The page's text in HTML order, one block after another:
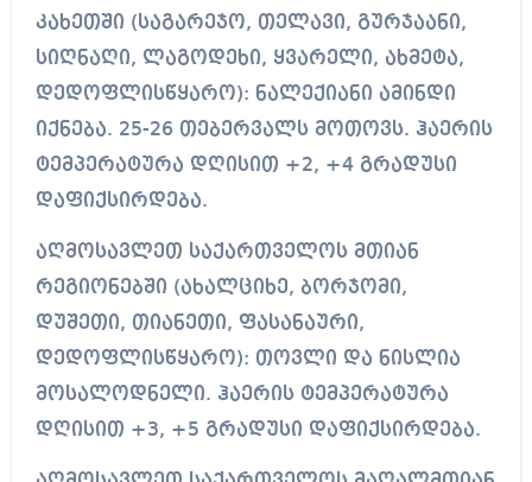
კახეთში (საგარეჯო, თელავი, გურჯაანი,
სიღნაღი, ლაგოდეხი, ყვარელი, ახმეტა,
დედოფლისწყარო): ნალექიანი ამინდი
იქნება. 25-26 თებერვალს მოთოვს. ჰაერის
ტემპერატურა დღისით +2, +4 გრადუსი
დაფიქსირდება.
აღმოსავლეთ საქართველოს მთიან
რეგიონებში (ახალციხე, ბორჯომი,
დუშეთი, თიანეთი, ფასანაური,
დედოფლისწყარო): თოვლი და ნისლია
მოსალოდნელი. ჰაერის ტემპერატურა
დღისით +3, +5 გრადუსი დაფიქსირდება.